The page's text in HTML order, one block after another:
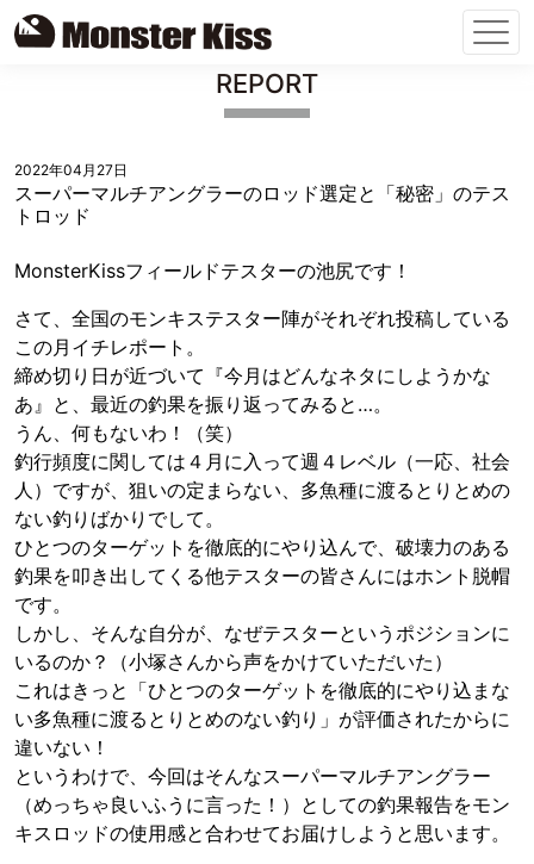
REPORT
2022年04月27日
スーパーマルチアングラーのロッド選定と「秘密」のテス
トロッド
MonsterKissフィールドテスターの池尻です！
さて、全国のモンキステスター陣がそれぞれ投稿している
この月イチレポート。
締め切り日が近づいて『今月はどんなネタにしようかな
あ』と、最近の釣果を振り返ってみると…。
うん、何もないわ！（笑）
釣行頻度に関しては４月に入って週４レベル（一応、社会
人）ですが、狙いの定まらない、多魚種に渡るとりとめの
ない釣りばかりでして。
ひとつのターゲットを徹底的にやり込んで、破壊力のある
釣果を叩き出してくる他テスターの皆さんにはホント脱帽
です。
しかし、そんな自分が、なぜテスターというポジションに
いるのか？（小塚さんから声をかけていただいた）
これはきっと「ひとつのターゲットを徹底的にやり込まな
い多魚種に渡るとりとめのない釣り」が評価されたからに
違いない！
というわけで、今回はそんなスーパーマルチアングラー
（めっちゃ良いふうに言った！）としての釣果報告をモン
キスロッドの使用感と合わせてお届けしようと思います。